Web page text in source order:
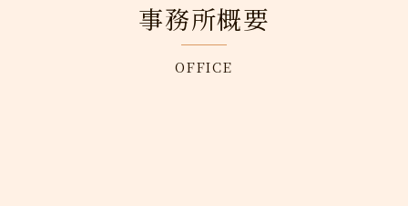
事務所概要
OFFICE